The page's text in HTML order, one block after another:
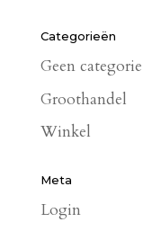
Categorieën
Geen categorie
Groothandel
Winkel
Meta
Login